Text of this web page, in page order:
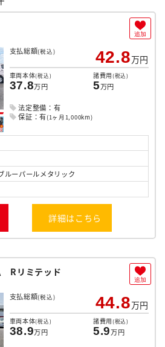
支払総額(税込) 42.8万円
車両本体(税込)
37.8万円
諸費用(税込)
5万円
法定整備：有
保証：有(1ヶ月1,000km)
ルーパールメタリック
詳細はこちら
追加
Rリミテッド
支払総額(税込) 44.8万円
車両本体(税込)
38.9万円
諸費用(税込)
5.9万円
追加